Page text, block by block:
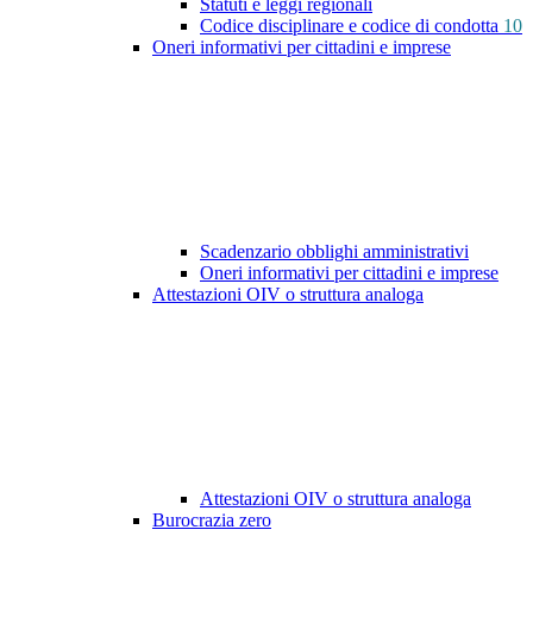
Statuti e leggi regionali
Codice disciplinare e codice di condotta 10
Oneri informativi per cittadini e imprese
Scadenzario obblighi amministrativi
Oneri informativi per cittadini e imprese
Attestazioni OIV o struttura analoga
Attestazioni OIV o struttura analoga
Burocrazia zero